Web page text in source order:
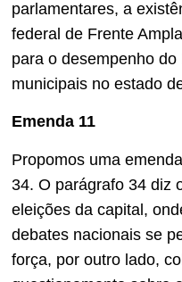
parlamentares, a
federal de Frente
para o desempenho
municipais no estado
Emenda 11
Propomos uma
34. O parágrafo 34 diz
eleições da capital,
debates nacionais se
força, por outro lado,